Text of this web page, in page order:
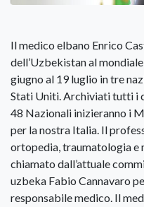
Il medico elbano Enrico
dell’Uzbekistan al
giugno al 19 luglio in tre
Stati Uniti. Archiviati tutti i
48 Nazionali inizieranno i
per la nostra Italia. Il
ortopedia, traumatologia e
chiamato dall’attuale
uzbeka Fabio Cannavaro
responsabile medico. Il